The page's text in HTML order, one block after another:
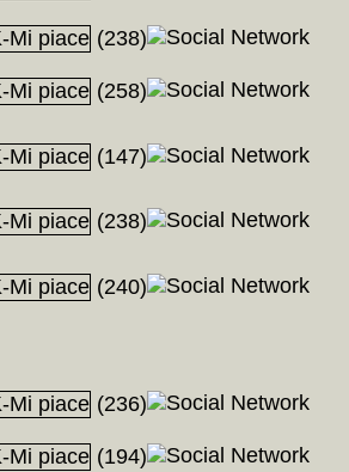
(238)
(258)
(147)
(238)
(240)
(236)
(194)